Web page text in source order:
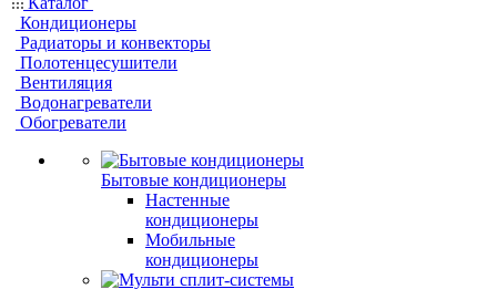
Кондиционеры
Радиаторы и конвекторы
Полотенцесушители
Вентиляция
Водонагреватели
Обогреватели
Бытовые кондиционеры
Настенные
кондиционеры
Мобильные
кондиционеры